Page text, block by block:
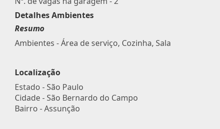
Detalhes Ambientes
Resumo
Ambientes - Área de serviço, Cozinha, Sala
Localização
Estado -São Paulo
Cidade -São Bernardo do Campo
Bairro -Assunção